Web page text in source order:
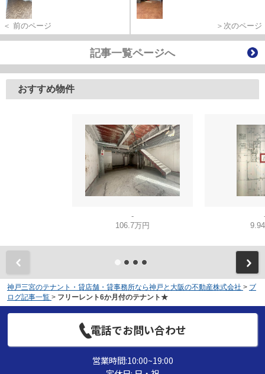
＜ 前のページ ＞次のページ
記事一覧ページへ
おすすめ物件
-
106.7万円
神戸三宮のテナント・貸店舗・貸事務所なら神戸と大阪の不動産株式会社 > ブ
ログ記事一覧 > フリーレント6か月付のテナント★
電話でお問い合わせ
営業時間:10:00~19:00